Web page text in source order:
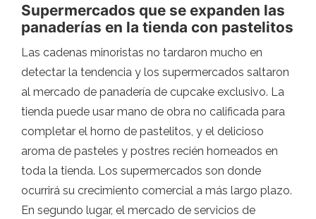
Supermercados que se expanden las
panaderías en la tienda con pastelitos
Las cadenas minoristas no tardaron mucho en
detectar la tendencia y los supermercados saltaron
al mercado de panadería de cupcake exclusivo. La
tienda puede usar mano de obra no calificada para
completar el horno de pastelitos, y el delicioso
aroma de pasteles y postres recién horneados en
toda la tienda. Los supermercados son donde
ocurrirá su crecimiento comercial a más largo plazo.
En segundo lugar, el mercado de servicios de